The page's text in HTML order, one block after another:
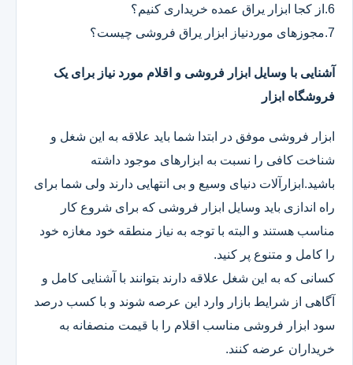
6.از کجا ابزار یراق عمده خریداری کنیم؟
7.مجوزهای موردنیاز ابزار یراق فروشی چیست؟
آشنایی با وسایل ابزار فروشی و اقلام مورد نیاز برای یک
فروشگاه ابزار
ابزار فروشی موفق در ابتدا شما باید علاقه به این شغل و
شناخت کافی را نسبت به ابزارهای موجود داشته
باشید.ابزارآلات دنیای وسیع و بی انتهایی دارند ولی شما برای
راه اندازی باید وسایل ابزار فروشی که برای شروع کار
مناسب هستند و البته با توجه به نیاز منطقه خود مغازه خود
را کامل و متنوع پر کنید.
کسانی که به این شغل علاقه دارند بتوانند با آشنایی کامل و
آگاهی از شرایط بازار وارد این عرصه شوند و با کسب درصد
سود ابزار فروشی مناسب اقلام را با قیمت منصفانه به
خریداران عرضه کنند.